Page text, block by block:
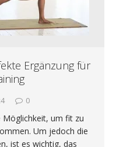
Ergänzung für
0
Möglichkeit, um fit zu
Um jedoch die
ist es wichtig, das